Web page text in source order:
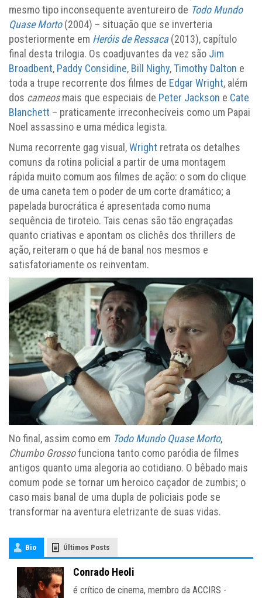
mesmo tipo inconsequente aventureiro de Todo Mundo
Quase Morto(2004) – situação que se inverteria
posteriormente em Heróis de Ressaca(2013), capítulo
final desta trilogia. Os coadjuvantes da vez são Jim
Broadbent, Paddy Considine, Bill Nighy,Timothy Dalton e
toda a trupe recorrente dos filmes de Edgar Wright, além
dos cameosmais que especiais de Peter Jackson e Cate
Blanchett – praticamente irreconhecíveis como um Papai
Noel assassino e uma médica legista.
Numa recorrente gag visual,Wright retrata os detalhes
comuns da rotina policial a partir de uma montagem
rápida muito comum aos filmes de ação: o som do clique
de uma caneta tem o poder de um corte dramático; a
papelada burocrática é apresentada como numa
sequência de tiroteio. Tais cenas são tão engraçadas
quanto criativas e apontam os clichês dos thrillers de
ação, reiteram o que há de banal nos mesmos e
satisfatoriamente os reinventam.
No final, assim como em Todo Mundo Quase Morto,
Chumbo Grossofunciona tanto como paródia de filmes
antigos quanto uma alegoria ao cotidiano. O bêbado mais
comum pode se tornar um heroico caçador de zumbis; o
caso mais banal de uma dupla de policiais pode se
transformar na aventura eletrizante de suas vidas.
Bio Últimos Posts
Conrado Heoli
é crítico de cinema, membro da ACCIRS -